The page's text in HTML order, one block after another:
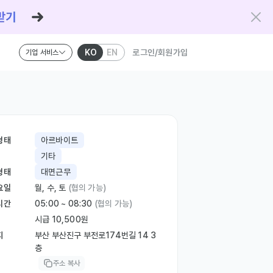
기업 서비스 KO EN 로그인/회원가입
태
아르바이트
기타
태
대면근무
일
월, 수, 토 (협의 가능)
간
05:00 ~ 08:30 (협의 가능)
시급 10,500원
부산 부산진구 부전로174번길 14 3
층
주소 복사